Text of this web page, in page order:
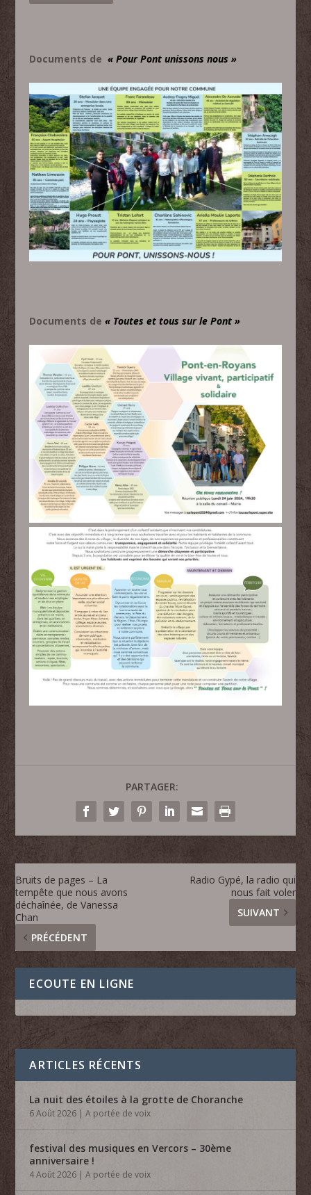
Documents de « Pour Pont unissons nous »
Documents de« Toutes et tous sur le Pont »
PARTAGER:
Bruits de pages – La
tempête que nous avons
déchaînée, de Vanessa
Chan
PRÉCÉDENT
Radio Gypé, la radio qui
nous fait voler
SUIVANT
ECOUTE EN LIGNE
ARTICLES RÉCENTS
La nuit des étoiles à la grotte de Choranche
6 Août 2026 |A portée de voix
festival des musiques en Vercors – 30ème
anniversaire !
4 Août 2026 |A portée de voix